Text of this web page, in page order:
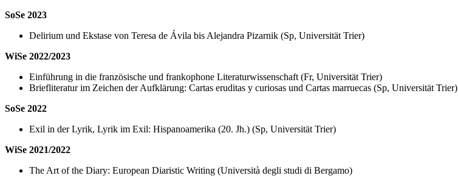
SoSe 2023
Delirium und Ekstase von Teresa de Ávila bis Alejandra Pizarnik (Sp, Universität Trier)
WiSe 2022/2023
Einführung in die französische und frankophone Literaturwissenschaft (Fr, Universität Trier)
Briefliteratur im Zeichen der Aufklärung: Cartas eruditas y curiosas und Cartas marruecas (Sp, Universität Trier)
SoSe 2022
Exil in der Lyrik, Lyrik im Exil: Hispanoamerika (20. Jh.) (Sp, Universität Trier)
WiSe 2021/2022
The Art of the Diary: European Diaristic Writing (Università degli studi di Bergamo)